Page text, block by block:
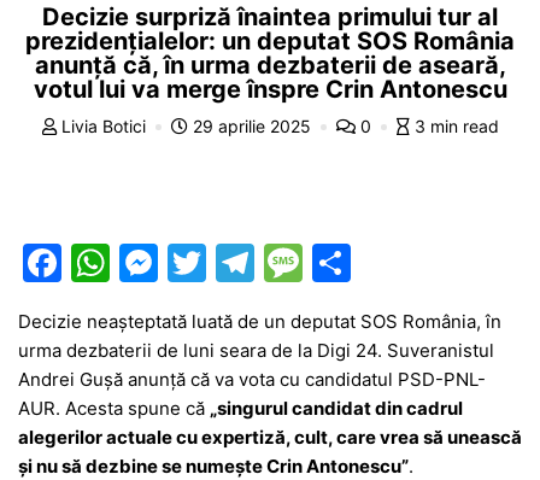
Decizie surpriză înaintea primului tur al
prezidențialelor: un deputat SOS România
anunță că, în urma dezbaterii de aseară,
votul lui va merge înspre Crin Antonescu
Livia Botici 29 aprilie 2025 0 3 min read
F
a
c
e
b
o
W
at
s
A
p
M
s
s
e
n
T
itt
er
T
e
gr
a
m
M
s
s
a
g
ta
je
a
z
Decizie neașteptată luată de un deputat SOS România, în
urma dezbaterii de luni seara de la Digi 24. Suveranistul
Andrei Gușă anunță că va vota cu candidatul PSD-PNL-
AUR. Acesta spune că „singurul candidat din cadrul
alegerilor actuale cu expertiză, cult, care vrea să unească
și nu să dezbine se numește Crin Antonescu”.